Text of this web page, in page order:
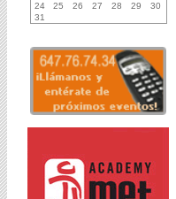
24
25 26 27 28 29
30
31